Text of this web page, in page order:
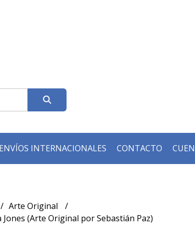
ENVÍOS INTERNACIONALES CONTACTO
Arte Original
Jones (Arte Original por Sebastián Paz)